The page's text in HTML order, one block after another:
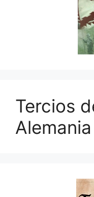
Tercios
Alemania